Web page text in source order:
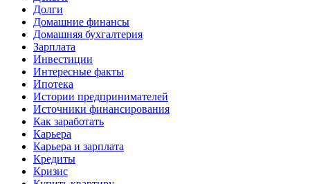
Долги
Домашние финансы
Домашняя бухгалтерия
Зарплата
Инвестиции
Интересные факты
Ипотека
Истории предпринимателей
Источники финансирования
Как заработать
Карьера
Карьера и зарплата
Кредиты
Кризис